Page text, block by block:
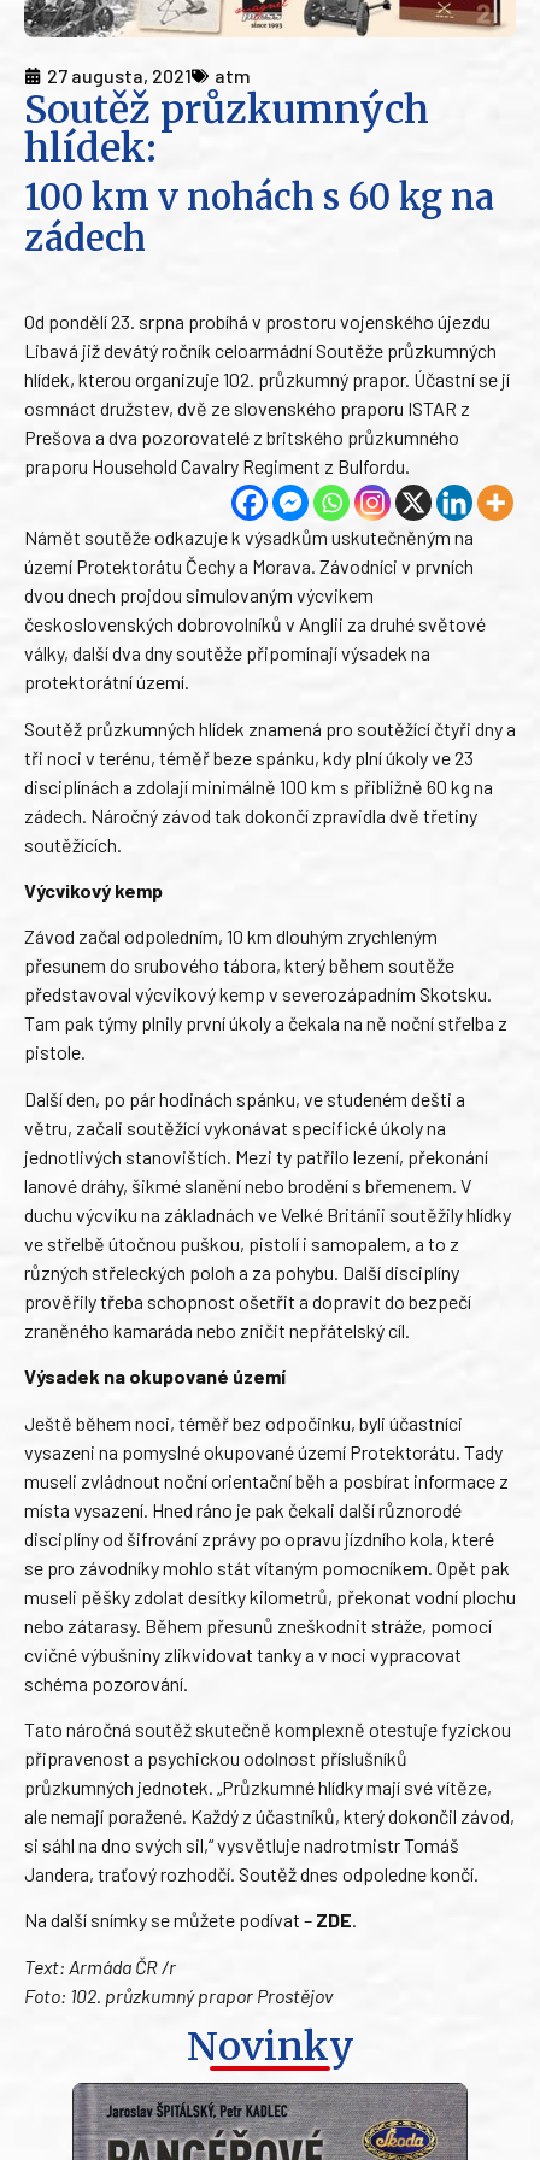
27 augusta, 2021 atm
Soutěž průzkumných
hlídek:
100 km v nohách s 60 kg na
zádech
Od pondělí 23. srpna probíhá v prostoru vojenského újezdu
Libavá již devátý ročník celoarmádní Soutěže průzkumných
hlídek, kterou organizuje 102. průzkumný prapor. Účastní se jí
osmnáct družstev, dvě ze slovenského praporu ISTAR z
Prešova a dva pozorovatelé z britského průzkumného
praporu Household Cavalry Regiment z Bulfordu.
Námět soutěže odkazuje k výsadkům uskutečněným na
území Protektorátu Čechy a Morava. Závodníci v prvních
dvou dnech projdou simulovaným výcvikem
československých dobrovolníků v Anglii za druhé světové
války, další dva dny soutěže připomínají výsadek na
protektorátní území.
Soutěž průzkumných hlídek znamená pro soutěžící čtyři dny a
tři noci v terénu, téměř beze spánku, kdy plní úkoly ve 23
disciplínách a zdolají minimálně 100 km s přibližně 60 kg na
zádech. Náročný závod tak dokončí zpravidla dvě třetiny
soutěžících.
Výcvikový kemp
Závod začal odpoledním, 10 km dlouhým zrychleným
přesunem do srubového tábora, který během soutěže
představoval výcvikový kemp v severozápadním Skotsku.
Tam pak týmy plnily první úkoly a čekala na ně noční střelba z
pistole.
Další den, po pár hodinách spánku, ve studeném dešti a
větru, začali soutěžící vykonávat specifické úkoly na
jednotlivých stanovištích. Mezi ty patřilo lezení, překonání
lanové dráhy, šikmé slanění nebo brodění s břemenem. V
duchu výcviku na základnách ve Velké Británii soutěžily hlídky
ve střelbě útočnou puškou, pistolí i samopalem, a to z
různých střeleckých poloh a za pohybu. Další disciplíny
prověřily třeba schopnost ošetřit a dopravit do bezpečí
zraněného kamaráda nebo zničit nepřátelský cíl.
Výsadek na okupované území
Ještě během noci, téměř bez odpočinku, byli účastníci
vysazeni na pomyslné okupované území Protektorátu. Tady
museli zvládnout noční orientační běh a posbírat informace z
místa vysazení. Hned ráno je pak čekali další různorodé
disciplíny od šifrování zprávy po opravu jízdního kola, které
se pro závodníky mohlo stát vítaným pomocníkem. Opět pak
museli pěšky zdolat desítky kilometrů, překonat vodní plochu
nebo zátarasy. Během přesunů zneškodnit stráže, pomocí
cvičné výbušniny zlikvidovat tanky a v noci vypracovat
schéma pozorování.
Tato náročná soutěž skutečně komplexně otestuje fyzickou
připravenost a psychickou odolnost příslušníků
průzkumných jednotek. „Průzkumné hlídky mají své vítěze,
ale nemají poražené. Každý z účastníků, který dokončil závod,
si sáhl na dno svých sil,“ vysvětluje nadrotmistr Tomáš
Jandera, traťový rozhodčí. Soutěž dnes odpoledne končí.
Na další snímky se můžete podívat – ZDE.
Text: Armáda ČR /r
Foto: 102. průzkumný prapor Prostějov
Novinky